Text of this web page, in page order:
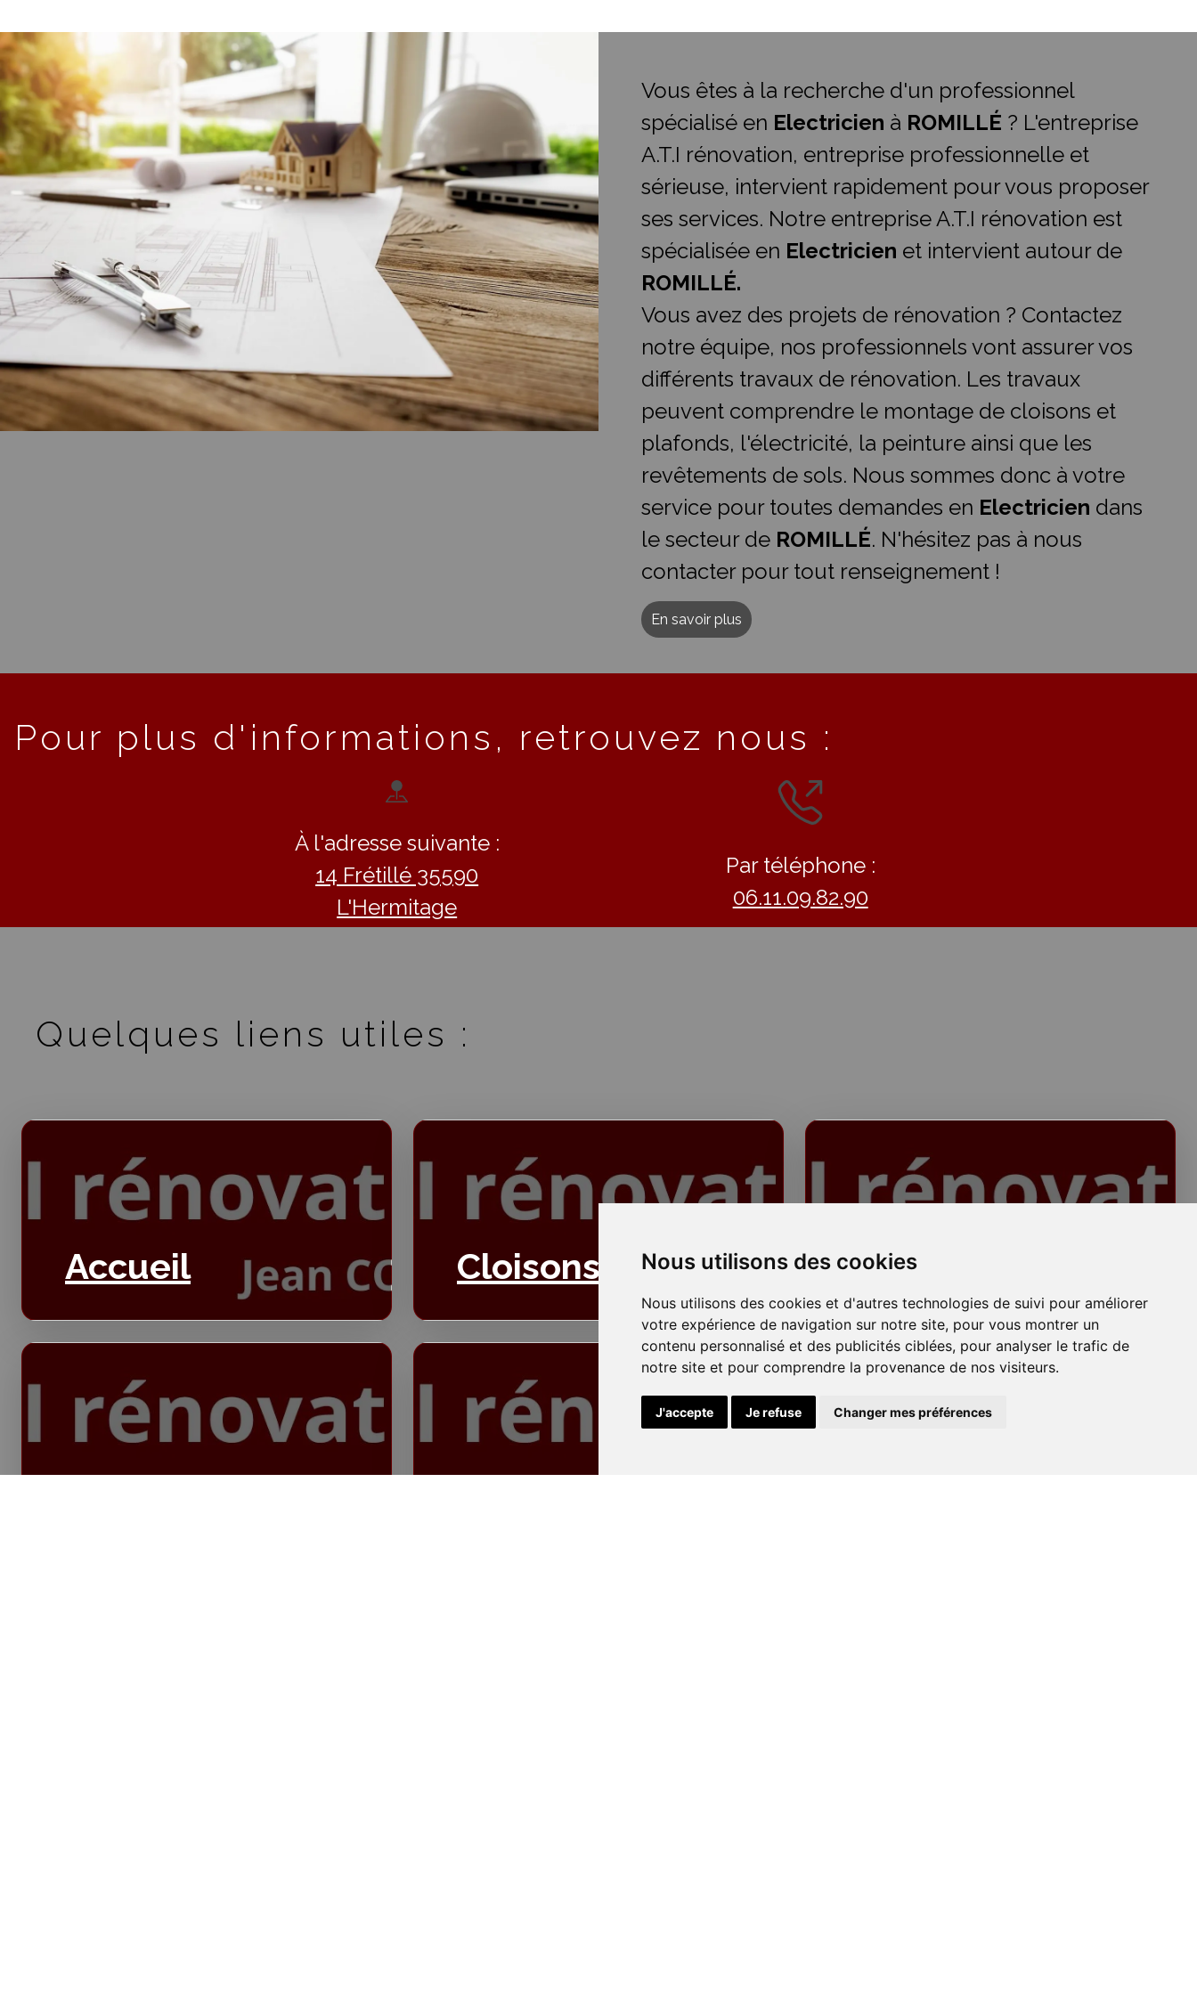
Nous utilisons des cookies
Nous utilisons des cookies et d'autres technologies de suivi pour améliorer
votre expérience de navigation sur notre site, pour vous montrer un
contenu personnalisé et des publicités ciblées, pour analyser le trafic de
notre site et pour comprendre la provenance de nos visiteurs.
J'accepte Je refuse Changer mes préférences
Vous êtes à la recherche d'un professionnel
spécialisé en Electricien à ROMILLÉ ? L'entreprise
A.T.I rénovation, entreprise professionnelle et
sérieuse, intervient rapidement pour vous proposer
ses services. Notre entreprise A.T.I rénovation est
spécialisée en Electricien et intervient autour de
ROMILLÉ.
Vous avez des projets de rénovation ? Contactez
notre équipe, nos professionnels vont assurer vos
différents travaux de rénovation. Les travaux
peuvent comprendre le montage de cloisons et
plafonds, l'électricité, la peinture ainsi que les
revêtements de sols. Nous sommes donc à votre
service pour toutes demandes en Electricien dans
le secteur de ROMILLÉ. N'hésitez pas à nous
contacter pour tout renseignement !
En savoir plus
Pour plus d'informations, retrouvez nous :
À l'adresse suivante :
14 Frétillé 35590
L'Hermitage
Par téléphone :
06.11.09.82.90
Quelques liens utiles :
Accueil Cloisons Plafonds
Isolation Electricité